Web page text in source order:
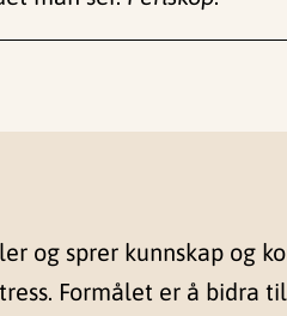
og sprer kunnskap og
Formålet er å bidra